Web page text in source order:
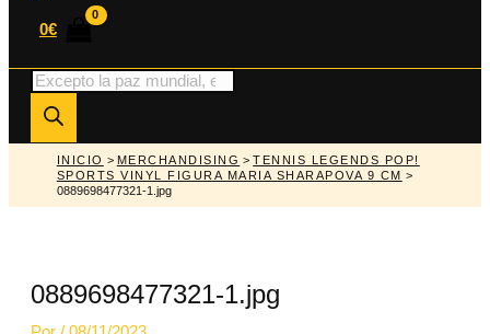
0€
Búsqueda
de
productos
INICIO > MERCHANDISING >TENNIS LEGENDS POP!
SPORTS VINYL FIGURA MARIA SHARAPOVA 9 CM >
0889698477321-1.jpg
0889698477321-1.jpg